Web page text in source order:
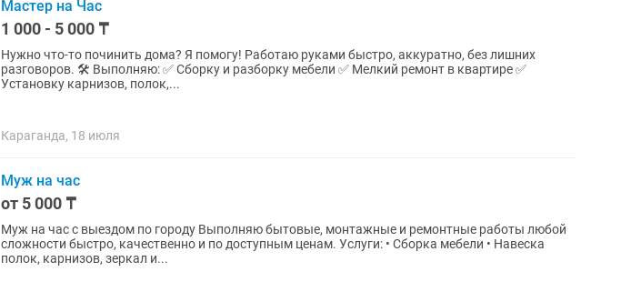
Мастер на Час
1 000 - 5 000 ₸
Нужно что-то починить дома? Я помогу! Работаю руками быстро, аккуратно, без лишних
разговоров. 🛠 Выполняю: ✅ Сборку и разборку мебели ✅ Мелкий ремонт в квартире ✅
Установку карнизов, полок,...
Караганда, 18 июля
Муж на час
от 5 000 ₸
Муж на час с выездом по городу Выполняю бытовые, монтажные и ремонтные работы любой
сложности быстро, качественно и по доступным ценам. Услуги: • Сборка мебели • Навеска
полок, карнизов, зеркал и...